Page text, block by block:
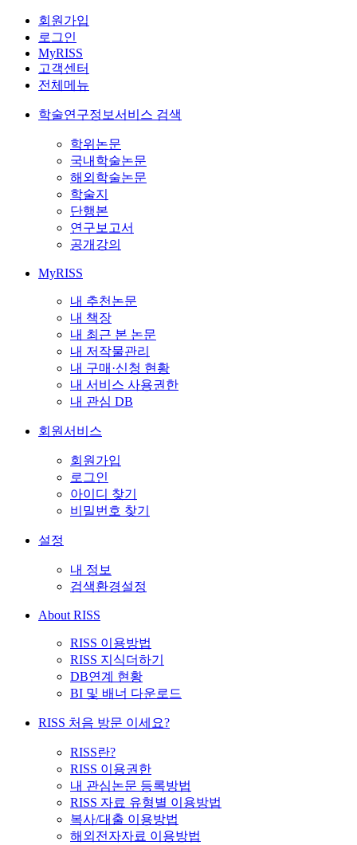
회원가입
로그인
MyRISS
고객센터
전체메뉴
학술연구정보서비스 검색
학위논문
국내학술논문
해외학술논문
학술지
단행본
연구보고서
공개강의
MyRISS
내 추천논문
내 책장
내 최근 본 논문
내 저작물관리
내 구매·신청 현황
내 서비스 사용권한
내 관심 DB
회원서비스
회원가입
로그인
아이디 찾기
비밀번호 찾기
설정
내 정보
검색환경설정
About RISS
RISS 이용방법
RISS 지식더하기
DB연계 현황
BI 및 배너 다운로드
RISS 처음 방문 이세요?
RISS란?
RISS 이용권한
내 관심논문 등록방법
RISS 자료 유형별 이용방법
복사/대출 이용방법
해외전자자료 이용방법